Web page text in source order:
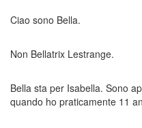
Ciao sono Bella.
Non Bellatrix Lestrange.
Bella sta per Isabella. Sono
quando ho praticamente 11